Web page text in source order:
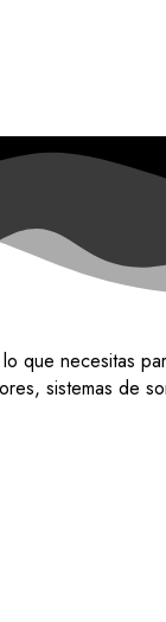
que necesitas
sistemas de